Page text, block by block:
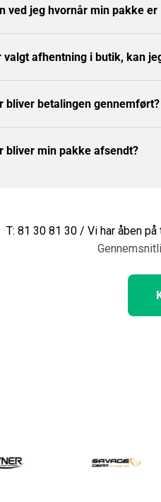
ved jeg hvornår min pakke
valgt afhentning i butik, kan
bliver betalingen gennemført?
bliver min pakke afsendt?
T: 81 30 81 30 / Vi har åben